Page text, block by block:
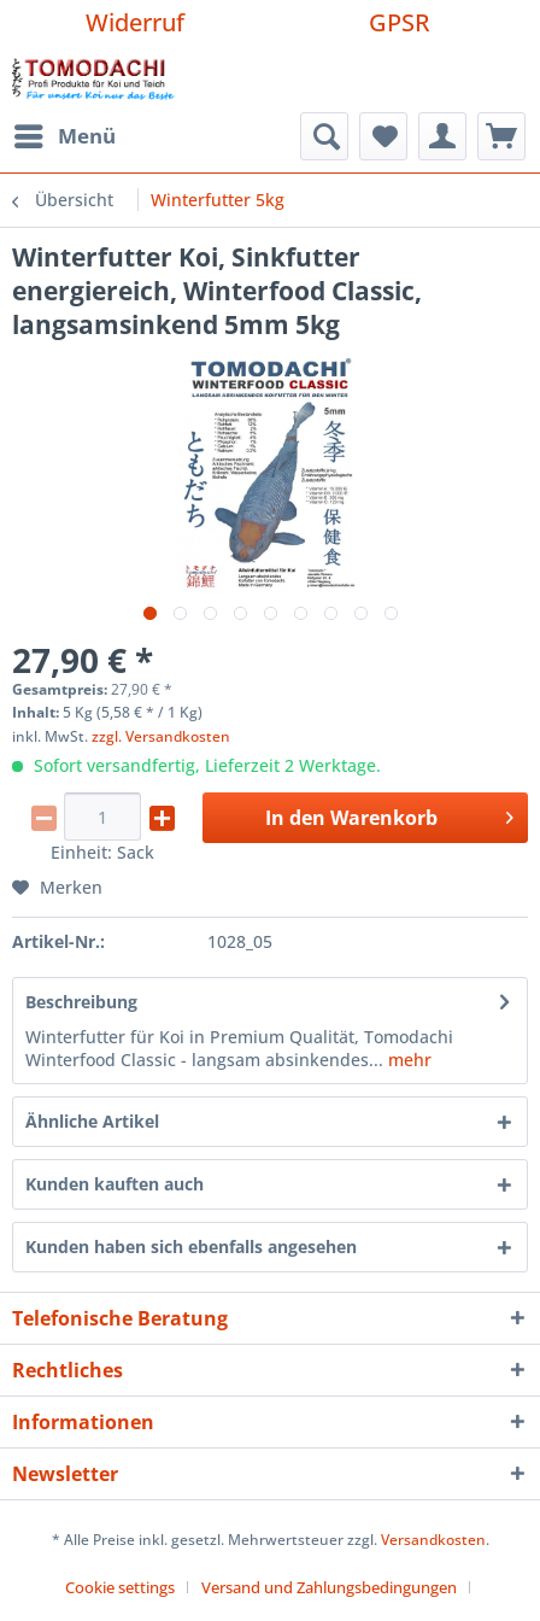
Widerruf GPSR
Menü
Übersicht Winterfutter 5kg
Winterfutter Koi, Sinkfutter
energiereich, Winterfood Classic,
langsamsinkend 5mm 5kg
27,90 € *
Gesamtpreis:27,90€*
Inhalt:5 Kg (5,58 € * / 1 Kg)
inkl. MwSt.zzgl. Versandkosten
Sofort versandfertig, Lieferzeit 2 Werktage.
Einheit: Sack
In den Warenkorb
Merken
Artikel-Nr.: 1028_05
Beschreibung
Winterfutter für Koi in Premium Qualität, Tomodachi
Winterfood Classic - langsam absinkendes... mehr
Ähnliche Artikel
Kunden kauften auch
Kunden haben sich ebenfalls angesehen
Telefonische Beratung
Rechtliches
Informationen
Newsletter
* Alle Preise inkl. gesetzl. Mehrwertsteuer zzgl.Versandkosten.
Cookie settings
Versand und Zahlungsbedingungen